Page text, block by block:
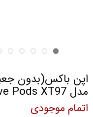
اپن باکس(بدون
مدل thinkplus Live Pods XT97
اتمام موجودی